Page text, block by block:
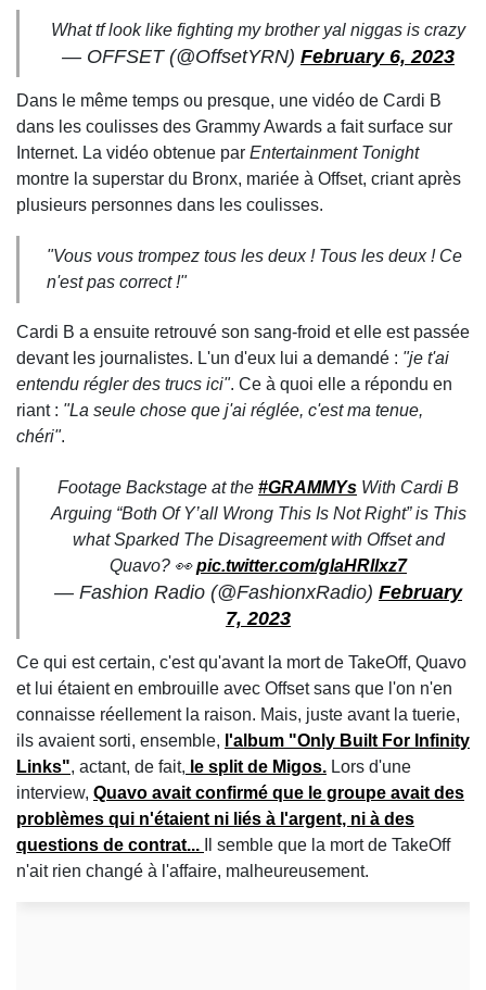
What tf look like fighting my brother yal niggas is crazy
— OFFSET (@OffsetYRN) February 6, 2023
Dans le même temps ou presque, une vidéo de Cardi B
dans les coulisses des Grammy Awards a fait surface sur
Internet. La vidéo obtenue par Entertainment Tonight
montre la superstar du Bronx, mariée à Offset, criant après
plusieurs personnes dans les coulisses.
"Vous vous trompez tous les deux ! Tous les deux ! Ce
n'est pas correct !"
Cardi B a ensuite retrouvé son sang-froid et elle est passée
devant les journalistes. L'un d'eux lui a demandé : "je t'ai
entendu régler des trucs ici". Ce à quoi elle a répondu en
riant : "La seule chose que j'ai réglée, c'est ma tenue,
chéri".
Footage Backstage at the #GRAMMYs With Cardi B
Arguing “Both Of Y’all Wrong This Is Not Right” is This
what Sparked The Disagreement with Offset and
Quavo? 👀pic.twitter.com/glaHRllxz7
— Fashion Radio (@FashionxRadio) February
7, 2023
Ce qui est certain, c'est qu'avant la mort de TakeOff, Quavo
et lui étaient en embrouille avec Offset sans que l'on n'en
connaisse réellement la raison. Mais, juste avant la tuerie,
ils avaient sorti, ensemble, l'album "Only Built For Infinity
Links", actant, de fait, le split de Migos. Lors d'une
interview, Quavo avait confirmé que le groupe avait des
problèmes qui n'étaient ni liés à l'argent, ni à des
questions de contrat...
Il semble que la mort de TakeOff
n'ait rien changé à l'affaire, malheureusement.